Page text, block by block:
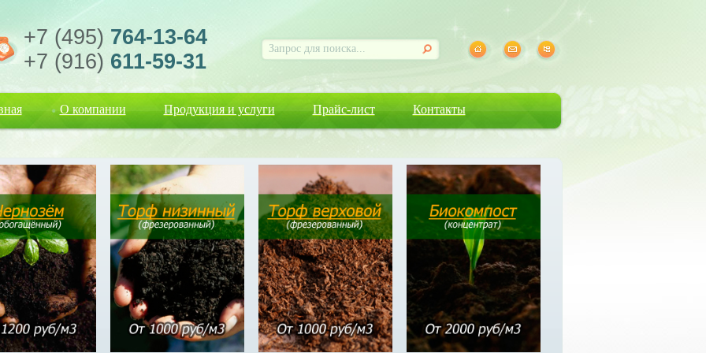
+7 (495) 764-13-64
+7 (916) 611-59-31
О компании Продукция и услуги Прайс-лист Контакты